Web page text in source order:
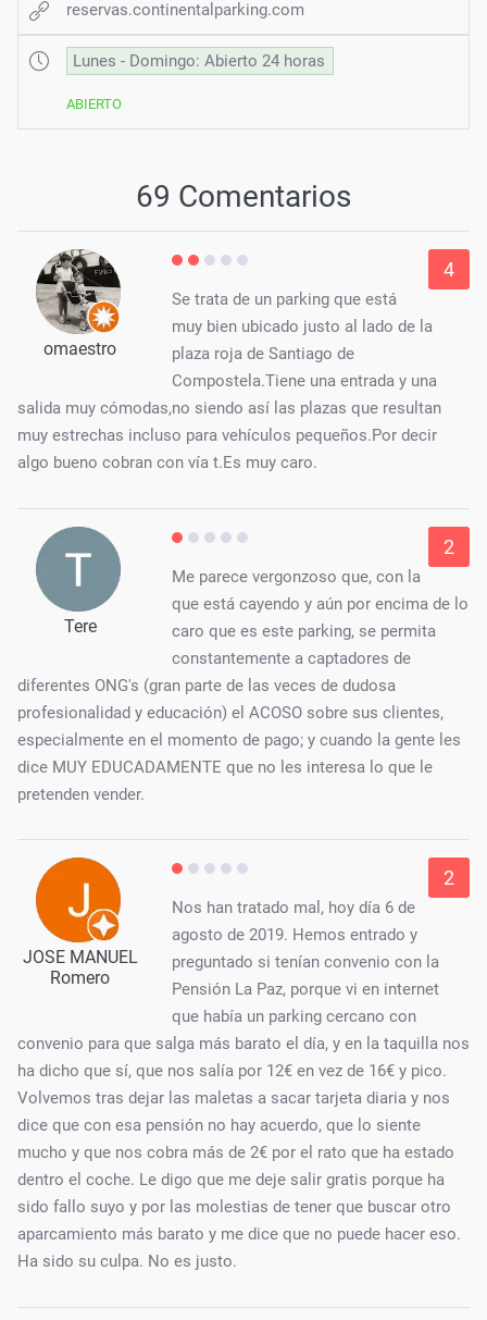
reservas.continentalparking.com
Lunes - Domingo: Abierto 24 horas
ABIERTO
69 Comentarios
omaestro
4
Se trata de un parking que está
muy bien ubicado justo al lado de la
plaza roja de Santiago de
Compostela.Tiene una entrada y una
salida muy cómodas,no siendo así las plazas que resultan
muy estrechas incluso para vehículos pequeños.Por decir
algo bueno cobran con vía t.Es muy caro.
Tere
2
Me parece vergonzoso que, con la
que está cayendo y aún por encima de lo
caro que es este parking, se permita
constantemente a captadores de
diferentes ONG's (gran parte de las veces de dudosa
profesionalidad y educación) el ACOSO sobre sus clientes,
especialmente en el momento de pago; y cuando la gente les
dice MUY EDUCADAMENTE que no les interesa lo que le
pretenden vender.
JOSE MANUEL
Romero
2
Nos han tratado mal, hoy día 6 de
agosto de 2019. Hemos entrado y
preguntado si tenían convenio con la
Pensión La Paz, porque vi en internet
que había un parking cercano con
convenio para que salga más barato el día, y en la taquilla nos
ha dicho que sí, que nos salía por 12€ en vez de 16€ y pico.
Volvemos tras dejar las maletas a sacar tarjeta diaria y nos
dice que con esa pensión no hay acuerdo, que lo siente
mucho y que nos cobra más de 2€ por el rato que ha estado
dentro el coche. Le digo que me deje salir gratis porque ha
sido fallo suyo y por las molestias de tener que buscar otro
aparcamiento más barato y me dice que no puede hacer eso.
Ha sido su culpa. No es justo.